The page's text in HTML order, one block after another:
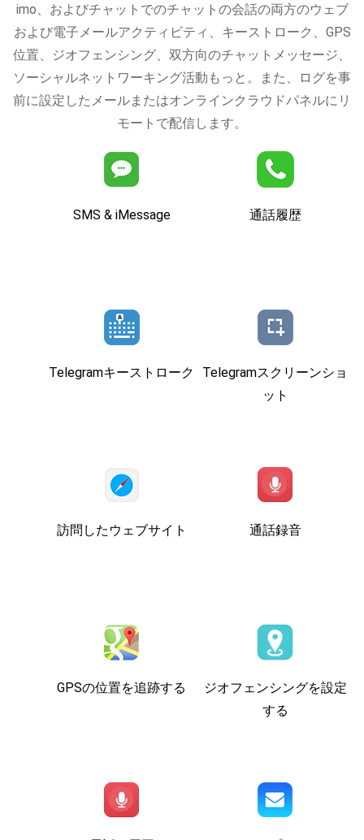
imo、およびチャットでのチャットの会話の両方のウェブ
および電子メールアクティビティ、キーストローク、GPS
位置、ジオフェンシング、双方向のチャットメッセージ、
ソーシャルネットワーキング活動もっと。また、ログを事
前に設定したメールまたはオンラインクラウドパネルにリ
モートで配信します。
SMS & iMessage 通話履歴
Telegramキーストローク
Telegramスクリーンショ
ット
訪問したウェブサイト 通話録音
GPSの位置を追跡する
ジオフェンシングを設定
する